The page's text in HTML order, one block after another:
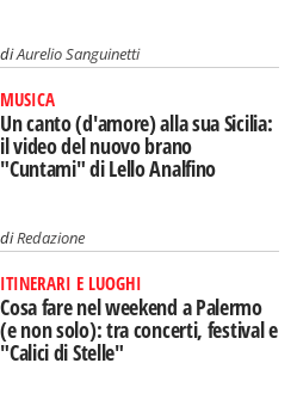
diAurelio Sanguinetti
MUSICA
Un canto (d'amore) alla sua Sicilia:
il video del nuovo brano
"Cuntami" di Lello Analfino
diRedazione
ITINERARI E LUOGHI
Cosa fare nel weekend a Palermo
(e non solo): tra concerti, festival e
"Calici di Stelle"